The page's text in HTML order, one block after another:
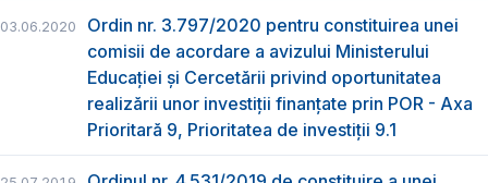
03.06.2020
Ordin nr. 3.797/2020 pentru constituirea unei
comisii de acordare a avizului Ministerului
Educației și Cercetării privind oportunitatea
realizării unor investiții finanțate prin POR - Axa
Prioritară 9, Prioritatea de investiții 9.1